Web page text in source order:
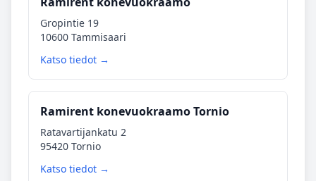
Gropintie 19
10600 Tammisaari
Katso tiedot →
Ramirent konevuokraamo Tornio
Ratavartijankatu 2
95420 Tornio
Katso tiedot →